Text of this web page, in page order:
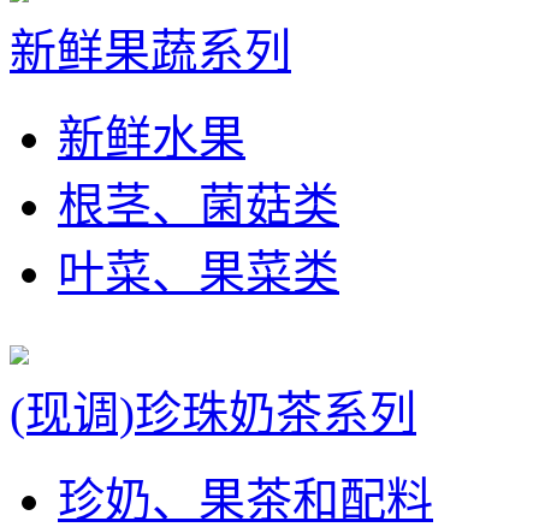
新鲜果蔬系列
新鲜水果
根茎、菌菇类
叶菜、果菜类
(现调)珍珠奶茶系列
珍奶、果茶和配料